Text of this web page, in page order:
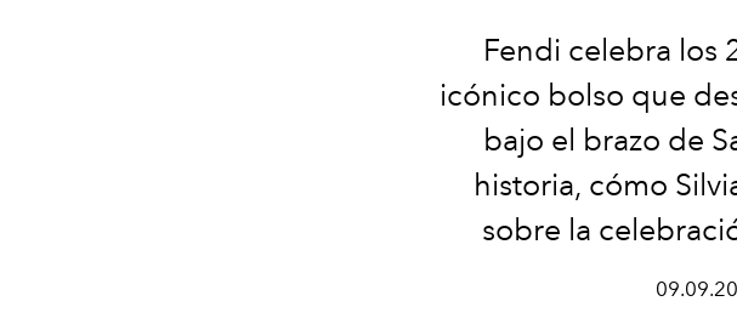
Fendi celebra los
icónico bolso que
bajo el brazo de
historia, cómo
sobre la